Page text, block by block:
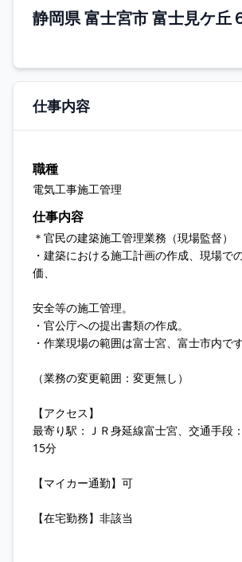
静岡県 富士宮市 富士見ケ丘
仕事内容
職種
電気工事施工管理
仕事内容
＊官民の建築施工管理業務（現場監督）
・建築における施工計画の作成、現場で
価、
安全等の施工管理。
・官公庁への提出書類の作成。
・作業現場の範囲は富士宮、富士市内です
（業務の変更範囲：変更無し）
【アクセス】
最寄り駅：ＪＲ身延線富士宮、交通手段
15分
【マイカー通勤】可
【在宅勤務】非該当